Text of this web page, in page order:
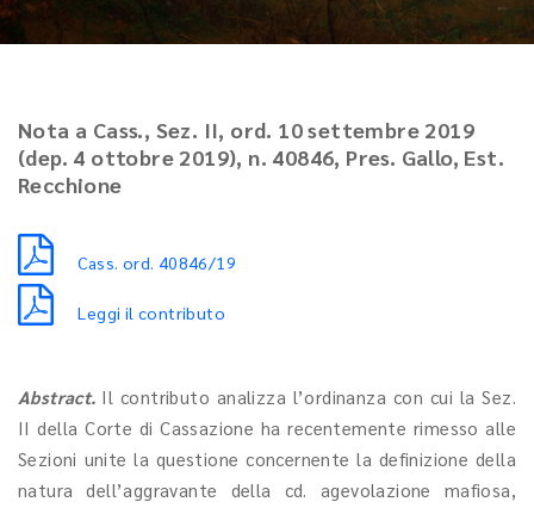
Nota a Cass., Sez. II, ord. 10 settembre 2019
(dep. 4 ottobre 2019), n. 40846, Pres. Gallo, Est.
Recchione
Cass. ord. 40846/19
Leggi il contributo
Abstract. Il contributo analizza l’ordinanza con cui la Sez.
II della Corte di Cassazione ha recentemente rimesso alle
Sezioni unite la questione concernente la definizione della
natura dell’aggravante della cd. agevolazione mafiosa,